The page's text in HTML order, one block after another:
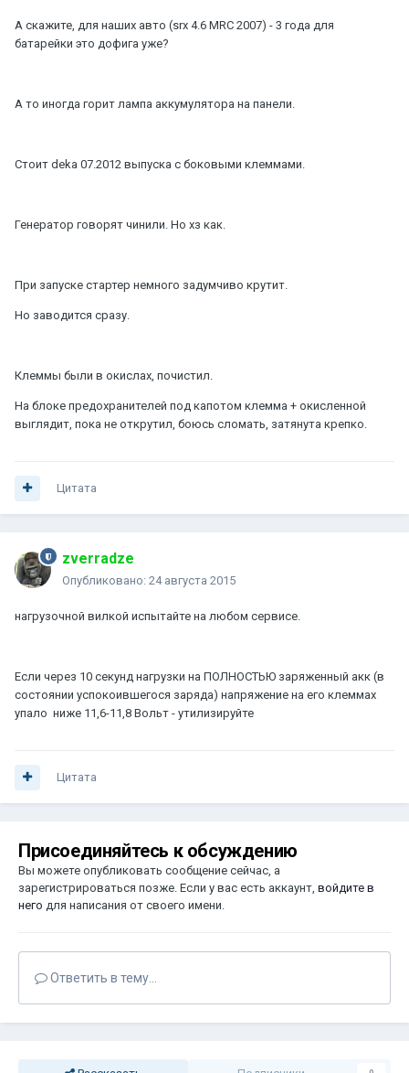
А скажите, для наших авто (srx 4.6 MRC 2007) - 3 года для
батарейки это дофига уже?
А то иногда горит лампа аккумулятора на панели.
Стоит deka 07.2012 выпуска с боковыми клеммами.
Генератор говорят чинили. Но хз как.
При запуске стартер немного задумчиво крутит.
Но заводится сразу.
Клеммы были в окислах, почистил.
На блоке предохранителей под капотом клемма + окисленной
выглядит, пока не открутил, боюсь сломать, затянута крепко.
Цитата
zverradze
Опубликовано: 24 августа 2015
нагрузочной вилкой испытайте на любом сервисе.
Если через 10 секунд нагрузки на ПОЛНОСТЬЮ заряженный акк (в
состоянии успокоившегося заряда) напряжение на его клеммах
упало ниже 11,6-11,8 Вольт - утилизируйте
Цитата
Присоединяйтесь к обсуждению
Вы можете опубликовать сообщение сейчас, а
зарегистрироваться позже. Если у вас есть аккаунт, войдите в
него для написания от своего имени.
Ответить в тему...